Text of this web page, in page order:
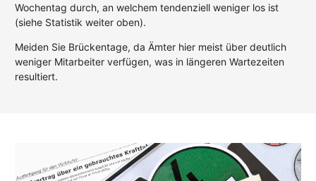
Wochentag durch, an welchem tendenziell weniger los ist
(siehe Statistik weiter oben).
Meiden Sie Brückentage, da Ämter hier meist über deutlich
weniger Mitarbeiter verfügen, was in längeren Wartezeiten
resultiert.